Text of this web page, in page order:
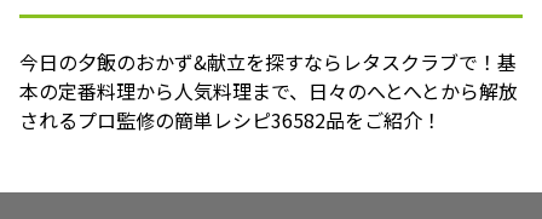
今日の夕飯のおかず&献立を探すならレタスクラブで！基
本の定番料理から人気料理まで、日々のへとへとから解放
されるプロ監修の簡単レシピ36582品をご紹介！